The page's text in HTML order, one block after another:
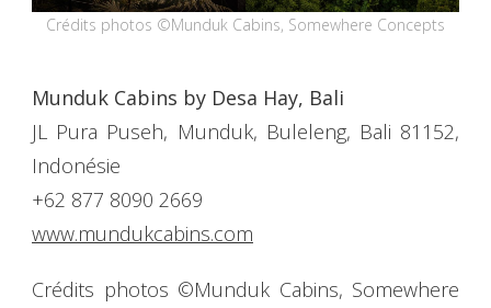
Crédits photos ©Munduk Cabins, Somewhere Concepts
Munduk Cabins by Desa Hay, Bali
JL Pura Puseh, Munduk, Buleleng, Bali 81152,
Indonésie
+62 877 8090 2669
www.mundukcabins.com
Crédits photos ©Munduk Cabins, Somewhere